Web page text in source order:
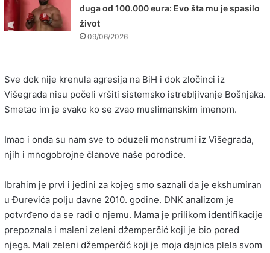
duga od 100.000 eura: Evo šta mu je spasilo
život
09/06/2026
Sve dok nije krenula agresija na BiH i dok zločinci iz
Višegrada nisu počeli vršiti sistemsko istrebljivanje Bošnjaka.
Smetao im je svako ko se zvao muslimanskim imenom.
Imao i onda su nam sve to oduzeli monstrumi iz Višegrada,
njih i mnogobrojne članove naše porodice.
Ibrahim je prvi i jedini za kojeg smo saznali da je ekshumiran
u Đurevića polju davne 2010. godine. DNK analizom je
potvrđeno da se radi o njemu. Mama je prilikom identifikacije
prepoznala i maleni zeleni džemperčić koji je bio pored
njega. Mali zeleni džemperčić koji je moja dajnica plela svom